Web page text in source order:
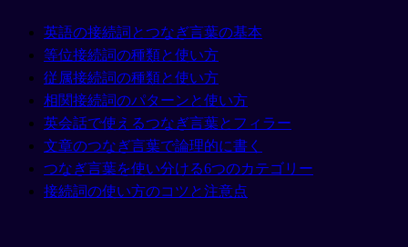
英語の接続詞とつなぎ言葉の基本
等位接続詞の種類と使い方
従属接続詞の種類と使い方
相関接続詞のパターンと使い方
英会話で使えるつなぎ言葉とフィラー
文章のつなぎ言葉で論理的に書く
つなぎ言葉を使い分ける6つのカテゴリー
接続詞の使い方のコツと注意点